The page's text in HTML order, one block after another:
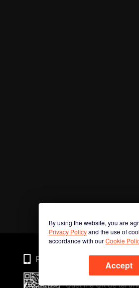
By using the website, you are
Privacy Policyand the use of
accordance with ourCookie
Accept
Phone
Quét mã QR để tải